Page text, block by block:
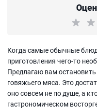
Когда самые обычные
приготовления чего-то
Предлагаю вам
говяжьего мяса. Это
оно совсем не по душе, а
гастрономическом